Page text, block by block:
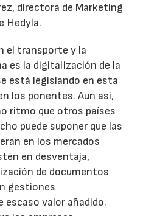
directora de Marketing
Hedyla.
el transporte y la
es la digitalización de la
está legislando en esta
los ponentes. Aun así,
ritmo que otros países
puede suponer que las
en los mercados
en desventaja,
de documentos
gestiones
valor añadido.